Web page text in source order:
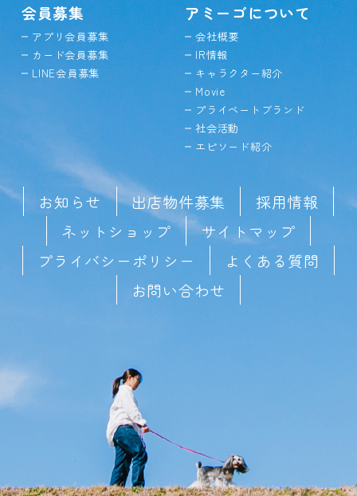
会員募集
アプリ会員募集
カード会員募集
LINE会員募集
アミーゴについて
会社概要
IR情報
キャラクター紹介
Movie
プライベートブランド
社会活動
エピソード紹介
お知らせ 出店物件募集
採用情報
ネットショップ
サイトマップ
プライバシーポリシー
よくある質問
お問い合わせ